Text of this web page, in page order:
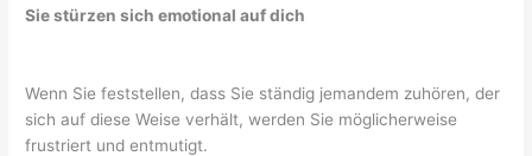
Sie stürzen sich emotional auf dich
Wenn Sie feststellen, dass Sie ständig jemandem zuhören, der
sich auf diese Weise verhält, werden Sie möglicherweise
frustriert und entmutigt.